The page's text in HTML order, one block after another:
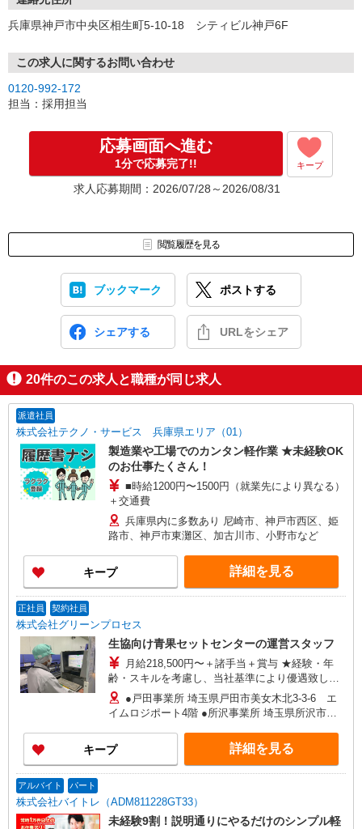
兵庫県神戸市中央区相生町5-10-18 シティビル神戸6F
この求人に関するお問い合わせ
0120-992-172
担当：採用担当
応募画面へ進む
1分で応募完了!! キープ
求人応募期間：2026/07/28～2026/08/31
閲覧履歴を見る
ブックマーク ポストする
シェアする URLをシェア
20件のこの求人と職種が同じ求人
派遣社員
株式会社テクノ・サービス 兵庫県エリア（01）
製造業や工場でのカンタン軽作業 ★未経験OK
のお仕事たくさん！
■時給1200円〜1500円（就業先により異なる）
＋交通費
兵庫県内に多数あり 尼崎市、神戸市西区、姫
路市、神戸市東灘区、加古川市、小野市など
キープ 詳細を見る
正社員 契約社員
株式会社グリーンプロセス
生協向け青果セットセンターの運営スタッフ
月給218,500円〜＋諸手当＋賞与 ★経験・年
齢・スキルを考慮し、当社基準により優遇致しま
す。 ★1年間の試用期間中は同条件の契約社員で
の雇用となります。（契約期間後に希望や能力に
より正社員への登用制度があります。） ≪モデル
年収≫ 年収434万円／物流管理職経験1年 月給
225,100円＋時間外手当52,500円（月35h換算）＋
賞与年2回
●戸田事業所 埼玉県戸田市美女木北3-3-6 エ
イムロジポート4階 ●所沢事業所 埼玉県所沢市坂
内 ●魚崎浜事業所 兵庫県神戸市東灘区魚崎浜町1-
2 コープこうべ魚崎浜要冷集品センター内、魚崎
浜農産加工場
キープ 詳細を見る
アルバイト パート
株式会社バイトレ（ADM811228GT33）
未経験9割！説明通りにやるだけのシンプル軽